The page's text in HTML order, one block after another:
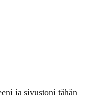
ja sivustoni tähän